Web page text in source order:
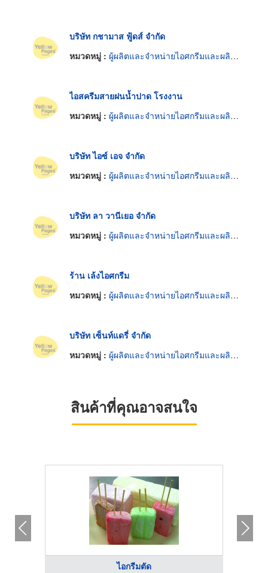
บริษัท กชามาส ฟู้ดส์ จำกัด
หมวดหมู่ : ผู้ผลิตและจำหน่ายไอศกรีมและผลิตภัณฑ์แช่แข็ง
ไอสครีมสายฝนน้ำปาด โรงงาน
หมวดหมู่ : ผู้ผลิตและจำหน่ายไอศกรีมและผลิตภัณฑ์แช่แข็ง
บริษัท ไอซ์ เอจ จำกัด
หมวดหมู่ : ผู้ผลิตและจำหน่ายไอศกรีมและผลิตภัณฑ์แช่แข็ง
บริษัท ลา วานีเยอ จำกัด
หมวดหมู่ : ผู้ผลิตและจำหน่ายไอศกรีมและผลิตภัณฑ์แช่แข็ง
ร้าน เล้งไอศกรีม
หมวดหมู่ : ผู้ผลิตและจำหน่ายไอศกรีมและผลิตภัณฑ์แช่แข็ง
บริษัท เซ็นท์แดรี่ จำกัด
หมวดหมู่ : ผู้ผลิตและจำหน่ายไอศกรีมและผลิตภัณฑ์แช่แข็ง
สินค้าที่คุณอาจสนใจ
ไอกรีมตัด